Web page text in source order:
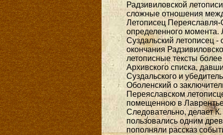
Радзивиловской
сложные отношения
Летописец Переяславля-
определенного момента.
Суздальский летописец
окончания
летописные тексты более
Архивского списка,
Суздальского и
Оболенский о
Переяславском
помещенною в
Следовательно, делает
пользовались одним
пополняли рассказ